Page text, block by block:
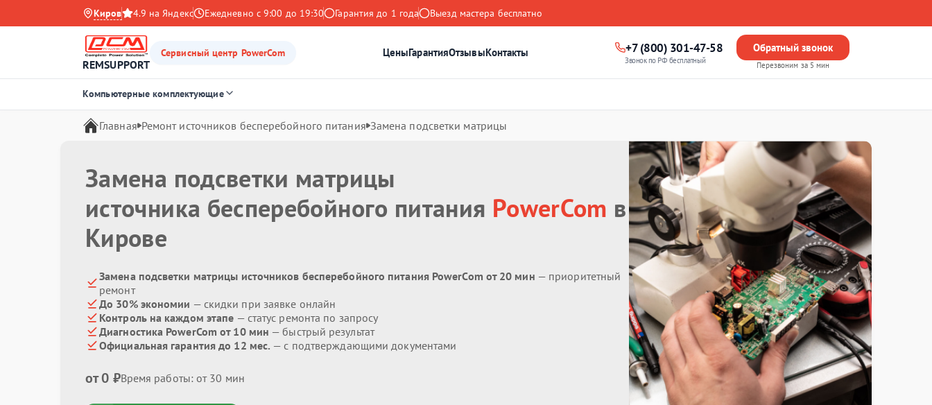
Киров 4.9 на Яндекс Ежедневно с 9:00 до 19:30 Гарантия до 1 года Выезд мастера бесплатно
REMSUPPORT
Сервисный центр PowerCom ЦеныГарантияОтзывыКонтакты +7 (800) 301-47-58
Звонок по РФ бесплатный
Обратный звонок
Перезвоним за 5 мин
Компьютерные комплектующие
Главная Ремонт источников бесперебойного питания Замена подсветки матрицы
Замена подсветки матрицы
источника бесперебойного питания PowerCom в
Кирове
Замена подсветки матрицы источников бесперебойного питания PowerCom от 20 мин — приоритетный
ремонт
До 30% экономии — скидки при заявке онлайн
Контроль на каждом этапе — статус ремонта по запросу
Диагностика PowerCom от 10 мин — быстрый результат
Официальная гарантия до 12 мес. — с подтверждающими документами
от 0 ₽Время работы: от 30 мин